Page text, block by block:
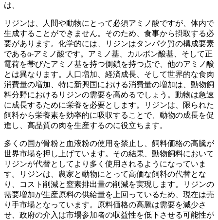
は、
リジンは、人間や動物にとって必須アミノ酸ですが、体内で
生成することができません。そのため、食事から摂取する必
要があります。化学的には、リジンはタンパク質の構成要素
であるα-アミノ酸です。アミノ基、カルボン酸基、そして正
電荷を帯びたアミノ基を持つ側鎖を持つ点で、他のアミノ酸
とは異なります。人口増加、経済成長、そして世界的な食肉
消費量の増加、特に新興国における消費量の増加は、動物飼
料分野におけるリジンの需要を高めるでしょう。動物は急速
に成長するために栄養を必要とします。リジンは、限られた
飼料から栄養素を効率的に吸収することで、動物の成長を促
進し、高品質の肉を生産するのに役立ちます。
多くの国が骨粉と血液粉の使用を禁止し、飼料価格の高騰が
世界市場を押し上げています。その結果、動物飼料において
リジンが代替としてより多く使用されるようになっていま
す。リジンは、農家と動物にとって高価な飼料の代替とな
り、コスト削減と窒素排出量の削減を実現します。リジンの
需要増加が生産原料の供給量を上回っているため、現在は売
り手市場となっています。原料価格の高騰は需要を減少さ
せ、政府の介入は市場参加者の収益性を低下させる可能性が